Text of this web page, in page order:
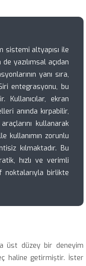
sistemi altyapısı ile
yazılımsal açıdan
yanı sıra,
entegrasyonu, bu
ekran
anında kırpabilir,
kullanarak
kullanımın zorunlu
kılmaktadır. Bu
hızlı ve verimli
noktalarıyla birlikte
üst düzey bir deneyim
haline getirmiştir. İster